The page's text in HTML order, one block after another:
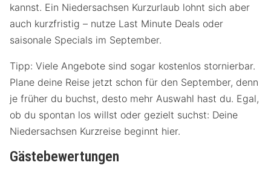
kannst. Ein Niedersachsen Kurzurlaub lohnt sich aber
auch kurzfristig – nutze Last Minute Deals oder
saisonale Specials im September.
Tipp: Viele Angebote sind sogar kostenlos stornierbar.
Plane deine Reise jetzt schon für den September, denn
je früher du buchst, desto mehr Auswahl hast du. Egal,
ob du spontan los willst oder gezielt suchst: Deine
Niedersachsen Kurzreise beginnt hier.
Gästebewertungen